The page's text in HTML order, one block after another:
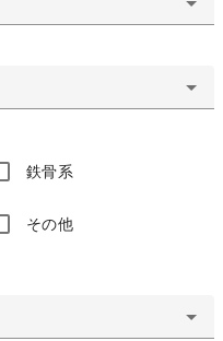
鉄骨系
その他